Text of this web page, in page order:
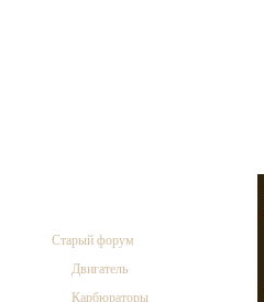
Старый форум
Двигатель
Карбюраторы